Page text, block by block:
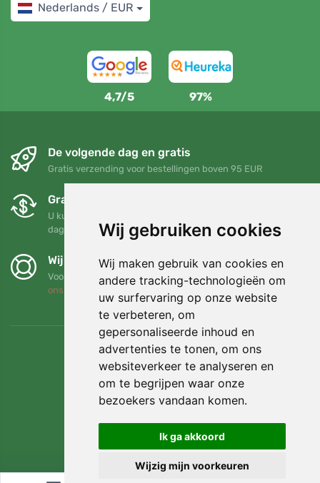
Wij gebruiken cookies
Wij maken gebruik van cookies en
andere tracking-technologieën om
uw surfervaring op onze website
te verbeteren, om
gepersonaliseerde inhoud en
advertenties te tonen, om ons
websiteverkeer te analyseren en
om te begrijpen waar onze
bezoekers vandaan komen.
Ik ga akkoord
Wijzig mijn voorkeuren
Nederlands / EUR
4,7/5 97%
De volgende dag en gratis
Gratis verzending voor bestellingen boven 95 EUR
Gratis ruilen en retourneren
U kunt uw bestelling op elk gewenst moment binnen 90
dagen retourneren of ruilen
Wij steunen Trees.org
Voor elke bestelling planten we een boom! Lees meer Over
ons